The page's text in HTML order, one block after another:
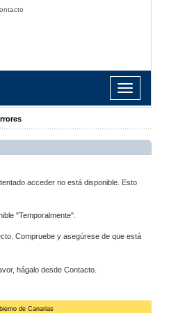
Toggle
navigation
acceder no está disponible. Esto
"Temporalmente".
Compruebe y asegúrese de que está
hágalo desde Contacto.
de Canarias